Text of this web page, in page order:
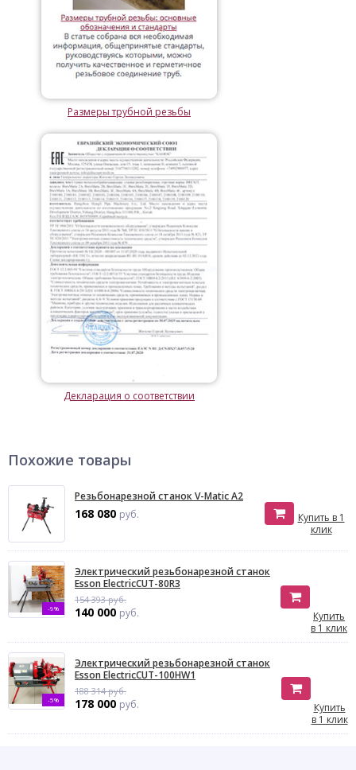
Размеры трубной резьбы
Декларация о соответствии
Похожие товары
Резьбонарезной станок V-Matic A2
168 080 руб.
Купить в 1
клик
-9%
Электрический резьбонарезной станок
Esson ElectricCUT-80R3
154 393 руб.
140 000 руб.
Купить
в 1 клик
-5%
Электрический резьбонарезной станок
Esson ElectricCUT-100HW1
188 314 руб.
178 000 руб.
Купить
в 1 клик